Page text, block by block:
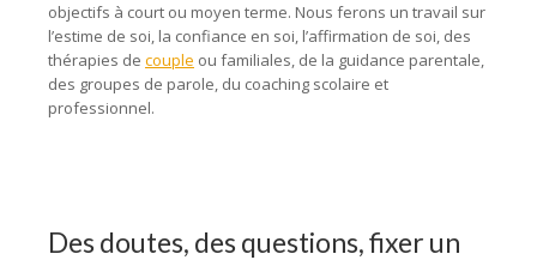
objectifs à court ou moyen terme. Nous ferons un travail sur
l’estime de soi, la confiance en soi, l’affirmation de soi, des
thérapies de couple ou familiales, de la guidance parentale,
des groupes de parole, du coaching scolaire et
professionnel.
Des doutes, des questions, fixer un